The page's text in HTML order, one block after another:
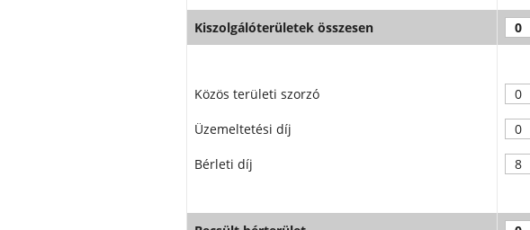
Kiszolgálóterületek összesen
Közös területi szorzó
Üzemeltetési díj
Bérleti díj